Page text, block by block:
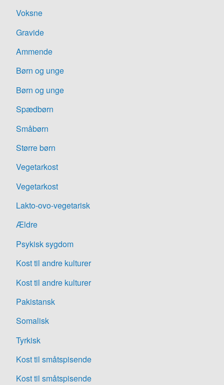
Voksne
Gravide
Ammende
Børn og unge
Børn og unge
Spædbørn
Småbørn
Større børn
Vegetarkost
Vegetarkost
Lakto-ovo-vegetarisk
Ældre
Psykisk sygdom
Kost til andre kulturer
Kost til andre kulturer
Pakistansk
Somalisk
Tyrkisk
Kost til småtspisende
Kost til småtspisende